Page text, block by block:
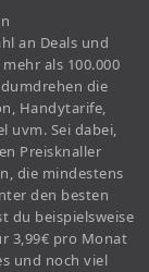
an Deals und
als 100.000
die
Handytarife,
uvm. Sei dabei,
Preisknaller
die mindestens
den besten
du beispielsweise
3,99€ pro Monat
und noch viel